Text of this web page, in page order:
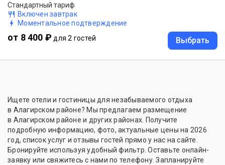
Стандартный тариф
Включен завтрак
Моментальное подтверждение
от 8 400 ₽ для 2 гостей Выбрать
Ищете отели и гостиницы для незабываемого отдыха
в Алагирском районе? Мы предлагаем размещение
в Алагирском районе и других районах. Получите
подробную информацию, фото, актуальные цены на 2026
год, список услуг и отзывы гостей прямо у нас на сайте.
Бронируйте используя удобный фильтр. Оставьте онлайн-
заявку или свяжитесь с нами по телефону. Запланируйте